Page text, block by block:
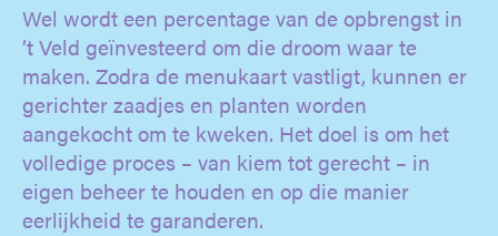
Wel wordt een percentage van de opbrengst in
’t Veld geïnvesteerd om die droom waar te
maken. Zodra de menukaart vastligt, kunnen er
gerichter zaadjes en planten worden
aangekocht om te kweken. Het doel is om het
volledige proces – van kiem tot gerecht – in
eigen beheer te houden en op die manier
eerlijkheid te garanderen.